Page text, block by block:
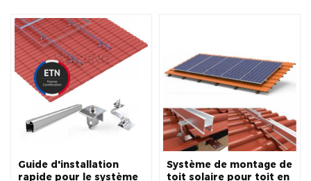
Guide d'installation
rapide pour le système
Système de montage de
toit solaire pour toit en